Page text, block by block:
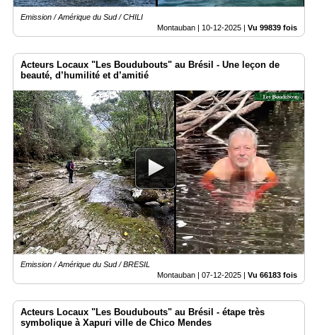
Emission / Amérique du Sud / CHILI
Montauban | 10-12-2025 Vu 99839 fois
Acteurs Locaux "Les Boudubouts" au Brésil - Une leçon de
beauté, d’humilité et d’amitié
Emission / Amérique du Sud / BRESIL
Montauban | 07-12-2025 | Vu 66183 fois
Acteurs Locaux "Les Boudubouts" au Brésil - étape très
symbolique à Xapuri ville de Chico Mendes